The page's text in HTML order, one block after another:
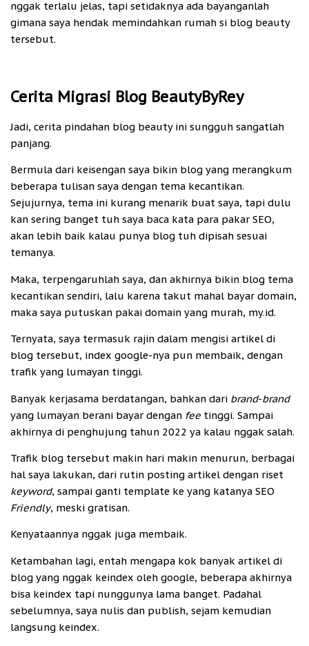
nggak terlalu jelas, tapi setidaknya ada bayanganlah
gimana saya hendak memindahkan rumah si blog beauty
tersebut.
Cerita Migrasi Blog BeautyByRey
Jadi, cerita pindahan blog beauty ini sungguh sangatlah
panjang.
Bermula dari keisengan saya bikin blog yang merangkum
beberapa tulisan saya dengan tema kecantikan.
Sejujurnya, tema ini kurang menarik buat saya, tapi dulu
kan sering banget tuh saya baca kata para pakar SEO,
akan lebih baik kalau punya blog tuh dipisah sesuai
temanya.
Maka, terpengaruhlah saya, dan akhirnya bikin blog tema
kecantikan sendiri, lalu karena takut mahal bayar domain,
maka saya putuskan pakai domain yang murah, my.id.
Ternyata, saya termasuk rajin dalam mengisi artikel di
blog tersebut, index google-nya pun membaik, dengan
trafik yang lumayan tinggi.
Banyak kerjasama berdatangan, bahkan dari brand-brand
yang lumayan berani bayar dengan fee tinggi. Sampai
akhirnya di penghujung tahun 2022 ya kalau nggak salah.
Trafik blog tersebut makin hari makin menurun, berbagai
hal saya lakukan, dari rutin posting artikel dengan riset
keyword, sampai ganti template ke yang katanya SEO
Friendly, meski gratisan.
Kenyataannya nggak juga membaik.
Ketambahan lagi, entah mengapa kok banyak artikel di
blog yang nggak keindex oleh google, beberapa akhirnya
bisa keindex tapi nunggunya lama banget. Padahal
sebelumnya, saya nulis dan publish, sejam kemudian
langsung keindex.